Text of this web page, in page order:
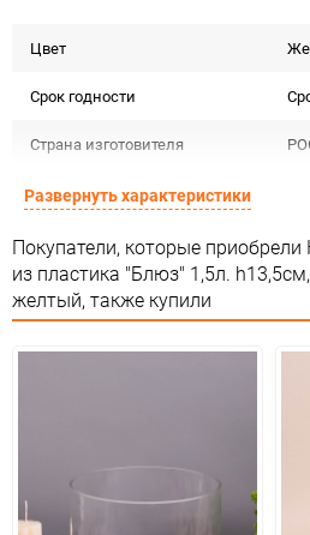
Цвет
Срок годности
Страна изготовителя
Предназначение товара
Сертификация Не
Особые условия
Развернуть характеристики
Покупатели, которые
из пластика "Блюз" 1,5л.
желтый, также купили